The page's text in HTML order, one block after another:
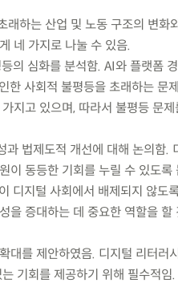
래하는 산업 및 노동 구조의 변화
네 가지로 나눌 수 있음.
의 심화를 분석함. AI와 플랫폼
한 사회적 불평등을 초래하는 문
지고 있으며, 따라서 불평등 문
법제도적 개선에 대해 논의함.
이 동등한 기회를 누릴 수 있도
디지털 사회에서 배제되지 않도
을 증대하는 데 중요한 역할을 할
대를 제안하였음. 디지털 리터러
기회를 제공하기 위해 필수적